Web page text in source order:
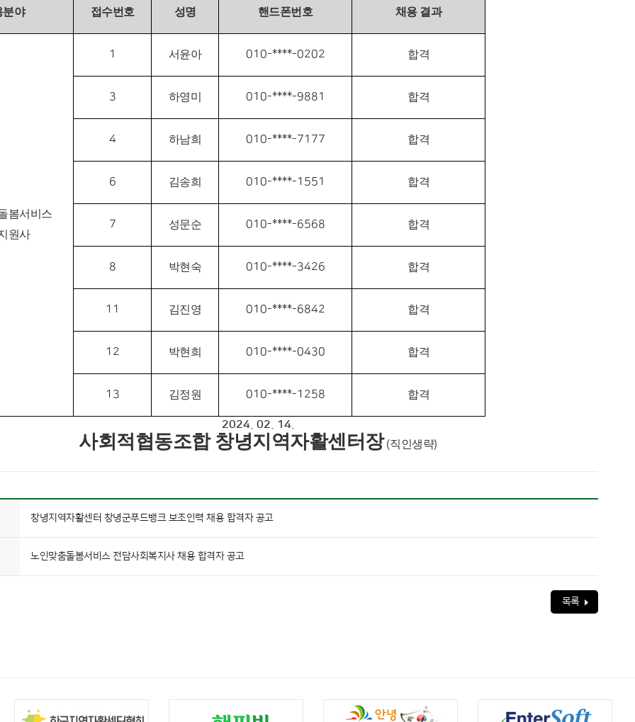
분야 접수번호 성명 핸드폰번호 채용 결과
봄서비스
원사
1 서윤아 010-****-0202 합격
3 하영미 010-****-9881 합격
4 하남희 010-****-7177 합격
6 김송희 010-****-1551 합격
7 성문순 010-****-6568 합격
8 박현숙 010-****-3426 합격
11 김진영 010-****-6842 합격
12 박현희 010-****-0430 합격
13 김정원 010-****-1258 합격
2024. 02. 14.
사회적협동조합 창녕지역자활센터장 (직인생략)
창녕지역자활센터 창녕군푸드뱅크 보조인력 채용 합격자 공고
노인맞춤돌봄서비스 전담사회복지사 채용 합격자 공고
목록